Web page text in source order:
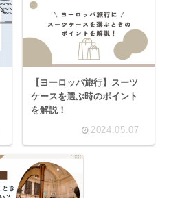
【ヨーロッパ旅行】スーツ
ケースを選ぶ時のポイント
を解説！
2024.05.07